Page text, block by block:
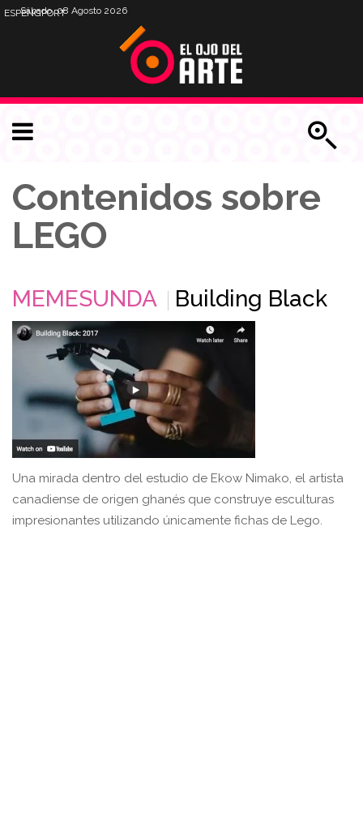
Sábado, 08 Agosto 2026
ESPENGPORT
Contenidos sobre
LEGO
MEMESUNDA Building Black
Una mirada dentro del estudio de Ekow Nimako, el artista
canadiense de origen ghanés que construye esculturas
impresionantes utilizando únicamente fichas de Lego.